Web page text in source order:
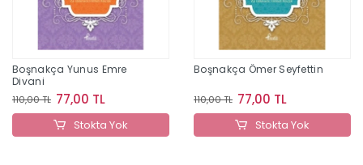
Boşnakça Yunus Emre
Divani
110,00 TL 77,00 TL
Stokta Yok
Boşnakça Ömer Seyfettin
110,00 TL 77,00 TL
Stokta Yok